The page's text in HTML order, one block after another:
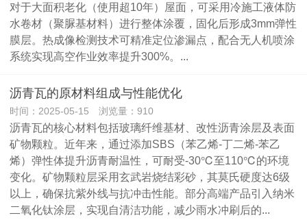
对于大面积老化（使用超10年）屋面，可采用冷施工液体防
水卷材（聚脲基材料）进行整体涂覆，固化后形成3mm弹性
膜层。热成像检测技术可精准定位渗漏点，配合无人机喷涂
系统实现高空作业效率提升300%。...
沥青瓦的原材料组成与性能优化
时间：2025-05-15 浏览量：910
沥青瓦的核心材料包括玻璃纤维基材、改性沥青涂层及表面
矿物颗粒。近年来，通过添加SBS（苯乙烯-丁二烯-苯乙
烯）弹性体提升沥青耐温性，可耐受-30℃至110℃的环境
变化。矿物颗粒层采用玄武岩烧结彩砂，其莫氏硬度达6级
以上，确保抗紫外线与抗冲击性能。部分高端产品引入纳米
二氧化钛涂层，实现自清洁功能，减少雨水冲刷后的...